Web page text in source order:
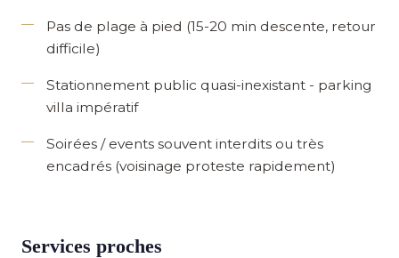
Pas de plage à pied (15-20 min descente, retour
difficile)
Stationnement public quasi-inexistant - parking
villa impératif
Soirées / events souvent interdits ou très
encadrés (voisinage proteste rapidement)
Services proches